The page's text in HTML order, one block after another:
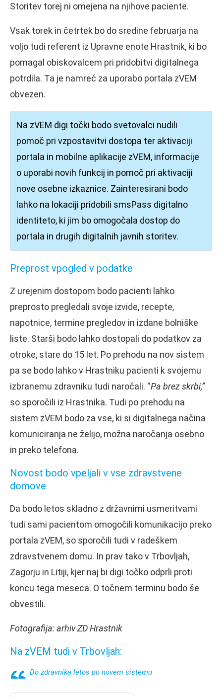
Storitev torej ni omejena na njihove paciente.
Vsak torek in četrtek bo do sredine februarja na
voljo tudi referent iz Upravne enote Hrastnik, ki bo
pomagal obiskovalcem pri pridobitvi digitalnega
potrdila. Ta je namreč za uporabo portala zVEM
obvezen.
Na zVEM digi točki bodo svetovalci nudili
pomoč pri vzpostavitvi dostopa ter aktivaciji
portala in mobilne aplikacije zVEM, informacije
o uporabi novih funkcij in pomoč pri aktivaciji
nove osebne izkaznice. Zainteresirani bodo
lahko na lokaciji pridobili smsPass digitalno
identiteto, ki jim bo omogočala dostop do
portala in drugih digitalnih javnih storitev.
Preprost vpogled v podatke
Z urejenim dostopom bodo pacienti lahko
preprosto pregledali svoje izvide, recepte,
napotnice, termine pregledov in izdane bolniške
liste. Starši bodo lahko dostopali do podatkov za
otroke, stare do 15 let. Po prehodu na nov sistem
pa se bodo lahko v Hrastniku pacienti k svojemu
izbranemu zdravniku tudi naročali. “Pa brez skrbi,”
so sporočili iz Hrastnika. Tudi po prehodu na
sistem zVEM bodo za vse, ki si digitalnega načina
komuniciranja ne želijo, možna naročanja osebno
in preko telefona.
Novost bodo vpeljali v vse zdravstvene
domove
Da bodo letos skladno z državnimi usmeritvami
tudi sami pacientom omogočili komunikacijo preko
portala zVEM, so sporočili tudi v radeškem
zdravstvenem domu. In prav tako v Trbovljah,
Zagorju in Litiji, kjer naj bi digi točko odprli proti
koncu tega meseca. O točnem terminu bodo še
obvestili.
Fotografija: arhiv ZD Hrastnik
Na zVEM tudi v Trbovljah:
Do zdravnika letos po novem sistemu